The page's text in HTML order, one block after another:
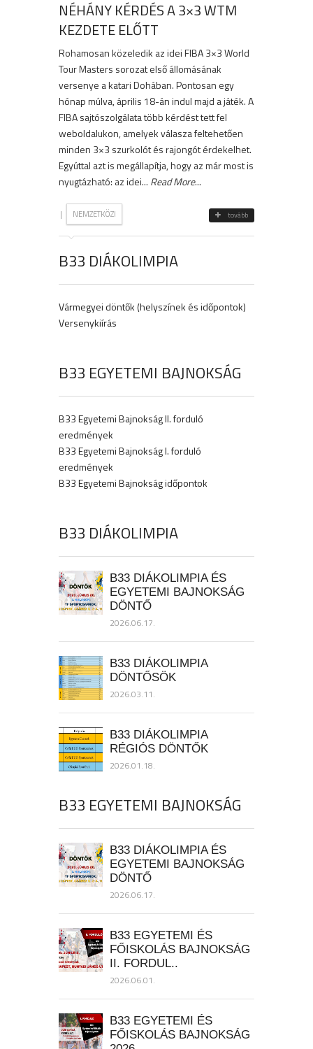
NÉHÁNY KÉRDÉS A 3×3 WTM
KEZDETE ELŐTT
Rohamosan közeledik az idei FIBA 3×3 World
Tour Masters sorozat első állomásának
versenye a katari Dohában. Pontosan egy
hónap múlva, április 18-án indul majd a játék. A
FIBA sajtószolgálata több kérdést tett fel
weboldalukon, amelyek válasza feltehetően
minden 3×3 szurkolót és rajongót érdekelhet.
Egyúttal azt is megállapítja, hogy az már most is
nyugtázható: az idei... Read More...
| NEMZETKÖZI tovább
B33 DIÁKOLIMPIA
Vármegyei döntők (helyszínek és időpontok)
Versenykiírás
B33 EGYETEMI BAJNOKSÁG
B33 Egyetemi Bajnokság II. forduló
eredmények
B33 Egyetemi Bajnokság I. forduló
eredmények
B33 Egyetemi Bajnokság időpontok
B33 DIÁKOLIMPIA
B33 DIÁKOLIMPIA ÉS
EGYETEMI BAJNOKSÁG
DÖNTŐ
2026.06.17.
B33 DIÁKOLIMPIA
DÖNTŐSÖK
2026.03.11.
B33 DIÁKOLIMPIA
RÉGIÓS DÖNTŐK
2026.01.18.
B33 EGYETEMI BAJNOKSÁG
B33 DIÁKOLIMPIA ÉS
EGYETEMI BAJNOKSÁG
DÖNTŐ
2026.06.17.
B33 EGYETEMI ÉS
FŐISKOLÁS BAJNOKSÁG
II. FORDUL..
2026.06.01.
B33 EGYETEMI ÉS
FŐISKOLÁS BAJNOKSÁG